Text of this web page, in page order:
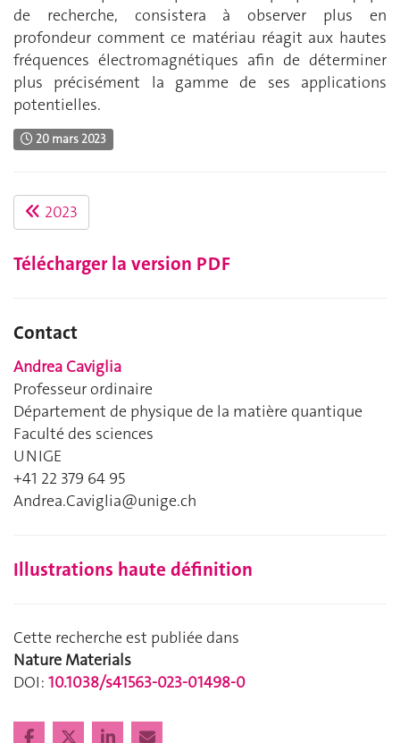
de recherche, consistera à observer plus en
profondeur comment ce matériau réagit aux hautes
fréquences électromagnétiques afin de déterminer
plus précisément la gamme de ses applications
potentielles.
20 mars 2023
2023
Télécharger la version PDF
Contact
Andrea Caviglia
Professeur ordinaire
Département de physique de la matière quantique
Faculté des sciences
UNIGE
+41 22 379 64 95
Andrea.Caviglia@unige.ch
Illustrations haute définition
Cette recherche est publiée dans
Nature Materials
DOI: 10.1038/s41563-023-01498-0